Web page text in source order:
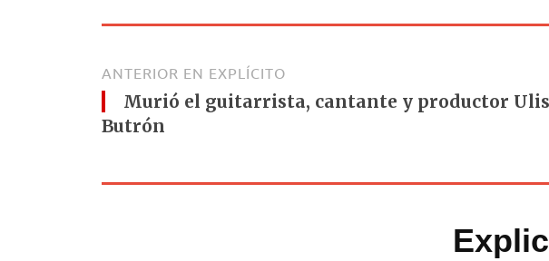
ANTERIOR EN EXPLÍCITO
Murió el guitarrista, cantante y productor
Butrón